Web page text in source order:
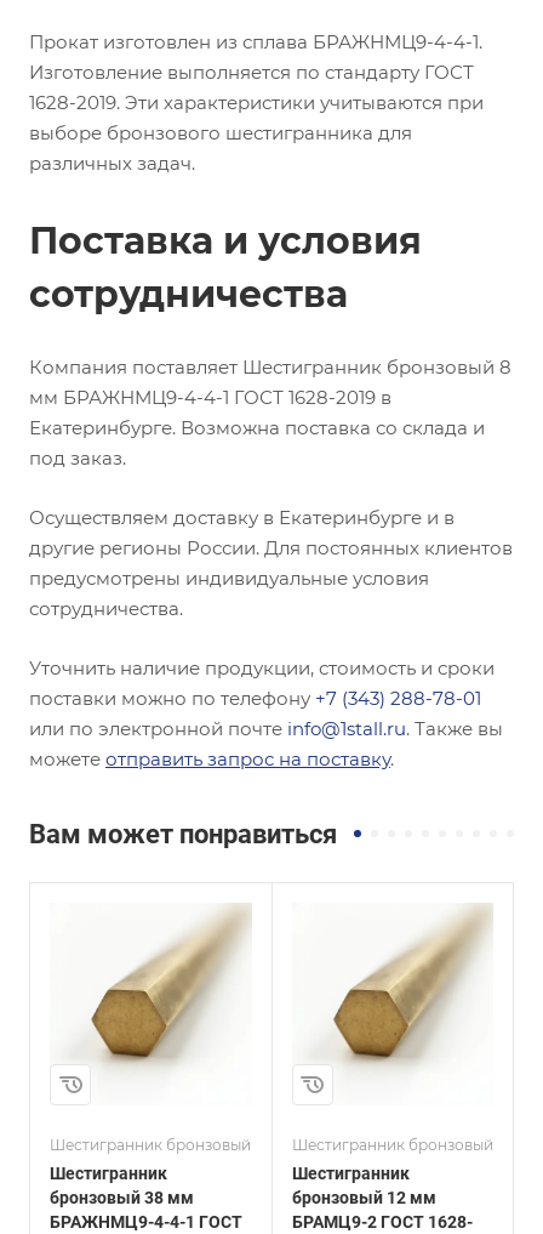
Прокат изготовлен из сплава БРАЖНМЦ9-4-4-1.
Изготовление выполняется по стандарту ГОСТ
1628-2019. Эти характеристики учитываются при
выборе бронзового шестигранника для
различных задач.
Поставка и условия
сотрудничества
Компания поставляет Шестигранник бронзовый 8
мм БРАЖНМЦ9-4-4-1 ГОСТ 1628-2019 в
Екатеринбурге. Возможна поставка со склада и
под заказ.
Осуществляем доставку в Екатеринбурге и в
другие регионы России. Для постоянных клиентов
предусмотрены индивидуальные условия
сотрудничества.
Уточнить наличие продукции, стоимость и сроки
поставки можно по телефону +7 (343) 288-78-01
или по электронной почте info@1stall.ru. Также вы
можете отправить запрос на поставку.
Вам может понравиться
Шестигранник бронзовый
Шестигранник
бронзовый 38 мм
БРАЖНМЦ9-4-4-1 ГОСТ
Сплав / Марка стали
БрАМц9-2
ГОСТ, ТУ
ГОСТ 1628-2019
Диаметр, мм
12
Шестигранник бронзовый
Шестигранник
бронзовый 12 мм
БРАМЦ9-2 ГОСТ 1628-
Сплав / Марка стали
БрХЦр
ГОСТ, ТУ
ГОСТ 1628-2019
Диаметр, мм
70